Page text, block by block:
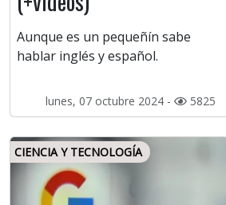
Aunque es un pequeñín sabe
hablar inglés y español.
lunes, 07 octubre 2024 - 5825
CIENCIA Y TECNOLOGÍA